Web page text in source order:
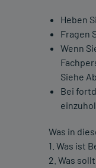
Heben
Fragen
Wenn
Siehe
Bei
Was in
1. Was ist
2. Was